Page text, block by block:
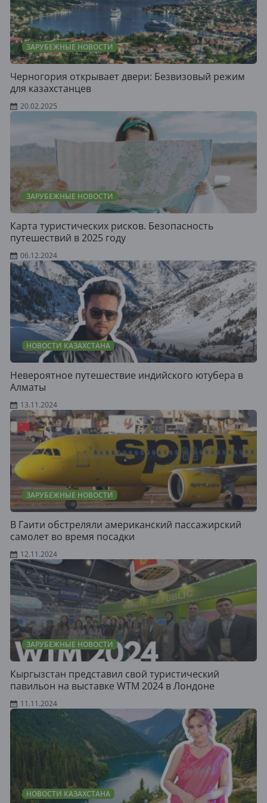
ЗАРУБЕЖНЫЕ НОВОСТИ
Черногория открывает двери: Безвизовый режим
для казахстанцев
20.02.2025
ЗАРУБЕЖНЫЕ НОВОСТИ
Карта туристических рисков. Безопасность
путешествий в 2025 году
06.12.2024
НОВОСТИ КАЗАХСТАНА
Невероятное путешествие индийского ютубера в
Алматы
13.11.2024
ЗАРУБЕЖНЫЕ НОВОСТИ
В Гаити обстреляли американский пассажирский
самолет во время посадки
12.11.2024
ЗАРУБЕЖНЫЕ НОВОСТИ
Кыргызстан представил свой туристический
павильон на выставке WTM 2024 в Лондоне
11.11.2024
НОВОСТИ КАЗАХСТАНА